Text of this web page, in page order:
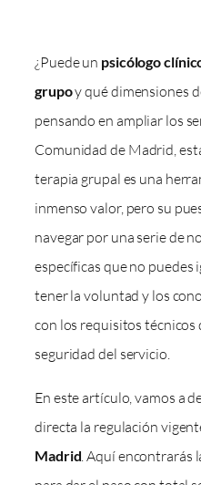
¿Puede un psicólogo
grupoy qué dimensiones
pensando en ampliar los
Comunidad de Madrid,
terapia grupal es una
inmenso valor, pero su
navegar por una serie de
específicas que no puedes
tener la voluntad y los
con los requisitos técnicos
seguridad del servicio.
En este artículo, vamos a
directa la regulación
Madrid. Aquí encontrarás